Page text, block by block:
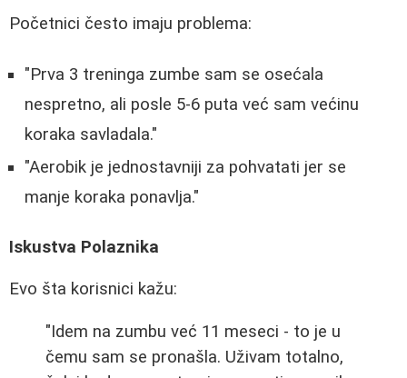
Početnici često imaju problema:
"Prva 3 treninga zumbe sam se osećala
nespretno, ali posle 5-6 puta već sam većinu
koraka savladala."
"Aerobik je jednostavniji za pohvatati jer se
manje koraka ponavlja."
Iskustva Polaznika
Evo šta korisnici kažu:
"Idem na zumbu već 11 meseci - to je u
čemu sam se pronašla. Uživam totalno,